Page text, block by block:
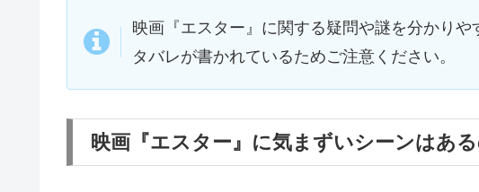
映画『エスター』に関する疑問や謎を分かり
タバレが書かれているためご注意ください。
映画『エスター』に気まずいシーンはある